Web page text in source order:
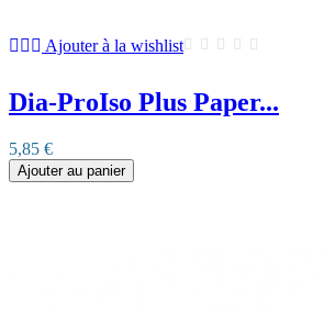
Ajouter à la wishlist
Dia-ProIso Plus Paper...
5,85 €
Ajouter au panier